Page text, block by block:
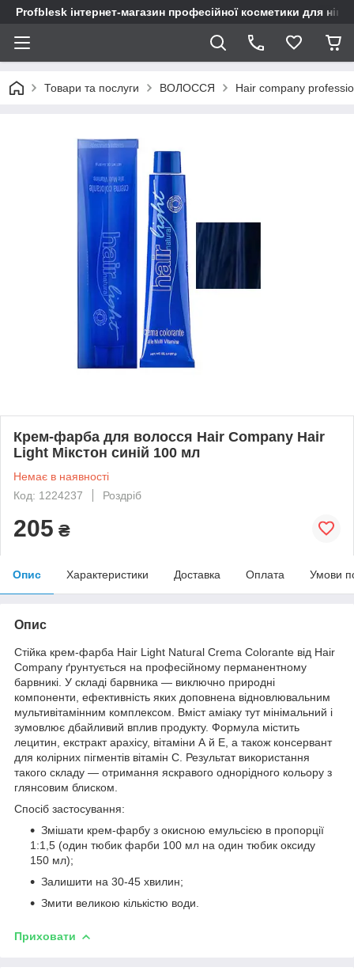
Profblesk інтернет-магазин професійної косметики для
Товари та послуги ВОЛОССЯ Hair company
Крем-фарба для волосся Hair Company Hair
Light Мікстон синій 100 мл
Немає в наявності
Код: 1224237
Роздріб
205 ₴
Опис Характеристики Доставка Оплата Умови
Опис
Стійка крем-фарба Hair Light Natural Crema Colorante від Hair
Company ґрунтується на професійному перманентному
барвникі. У складі барвника — виключно природні
компоненти, ефективність яких доповнена відновлювальним
мультивітамінним комплексом. Вміст аміаку тут мінімальний і
зумовлює дбайливий вплив продукту. Формула містить
лецитин, екстракт арахісу, вітаміни А й Е, а також консервант
для колірних пігментів вітамін С. Результат використання
такого складу — отримання яскравого однорідного кольору з
глянсовим блиском.
Спосіб застосування:
Змішати крем-фарбу з окисною емульсією в пропорції
1:1,5 (один тюбик фарби 100 мл на один тюбик оксиду
150 мл);
Залишити на 30-45 хвилин;
Змити великою кількістю води.
Приховати